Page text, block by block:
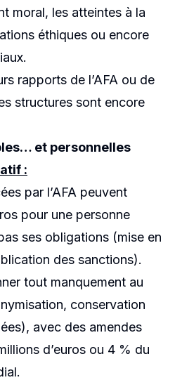
moral, les atteintes à la
éthiques ou encore
rapports de l’AFA ou de
structures sont encore
et personnelles
:
par l’AFA peuvent
pour une personne
ses obligations (mise en
des sanctions).
tout manquement au
conservation
avec des amendes
d’euros ou 4 % du